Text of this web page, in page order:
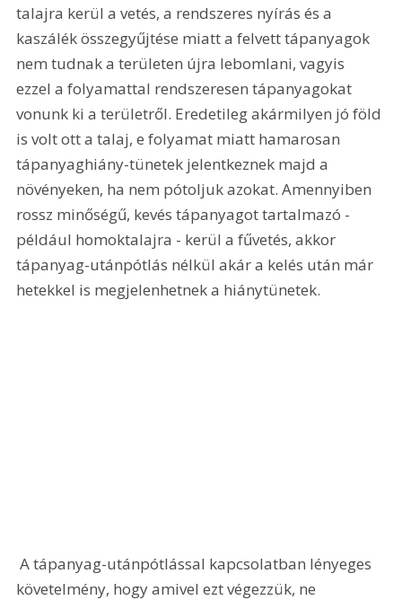
talajra kerül a vetés, a rendszeres nyírás és a
kaszálék összegyűjtése miatt a felvett tápanyagok
nem tudnak a területen újra lebomlani, vagyis
ezzel a folyamattal rendszeresen tápanyagokat
vonunk ki a területről. Eredetileg akármilyen jó föld
is volt ott a talaj, e folyamat miatt hamarosan
tápanyaghiány-tünetek jelentkeznek majd a
növényeken, ha nem pótoljuk azokat. Amennyiben
rossz minőségű, kevés tápanyagot tartalmazó -
például homoktalajra - kerül a fűvetés, akkor
tápanyag-utánpótlás nélkül akár a kelés után már
hetekkel is megjelenhetnek a hiánytünetek.
A tápanyag-utánpótlással kapcsolatban lényeges
követelmény, hogy amivel ezt végezzük, ne